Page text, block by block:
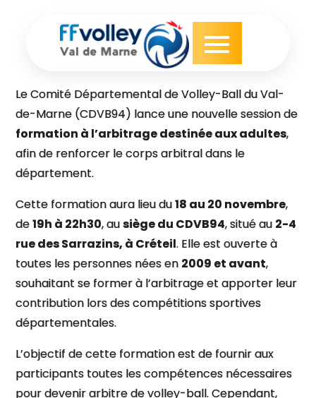
Le Comité Départemental de Volley-Ball du Val-
de-Marne (CDVB94) lance une nouvelle session de
formation à l’arbitrage destinée aux adultes,
afin de renforcer le corps arbitral dans le
département.
Cette formation aura lieu du18 au 20 novembre,
de19h à 22h30, ausiège du CDVB94, situé au 2-4
rue des Sarrazins, à Créteil. Elle est ouverte à
toutes les personnes nées en 2009 et avant,
souhaitant se former à l’arbitrage et apporter leur
contribution lors des compétitions sportives
départementales.
L’objectif de cette formation est de fournir aux
participants toutes les compétences nécessaires
pour devenir arbitre de volley-ball. Cependant,